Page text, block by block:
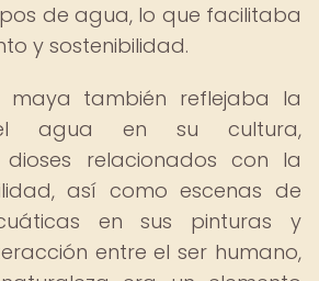
de agua, lo que facilitaba
y sostenibilidad.
maya también reflejaba la
agua en su cultura,
dioses relacionados con la
así como escenas de
en sus pinturas y
entre el ser humano,